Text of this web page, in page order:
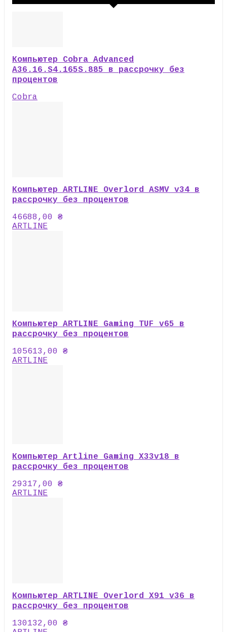
Компьютер Cobra Advanced
A36.16.S4.165S.885 в рассрочку без
процентов
Cobra
Компьютер ARTLINE Overlord ASMV v34 в
рассрочку без процентов
46688,00 ₴
ARTLINE
Компьютер ARTLINE Gaming TUF v65 в
рассрочку без процентов
105613,00 ₴
ARTLINE
Компьютер Artline Gaming X33v18 в
рассрочку без процентов
29317,00 ₴
ARTLINE
Компьютер ARTLINE Overlord X91 v36 в
рассрочку без процентов
130132,00 ₴